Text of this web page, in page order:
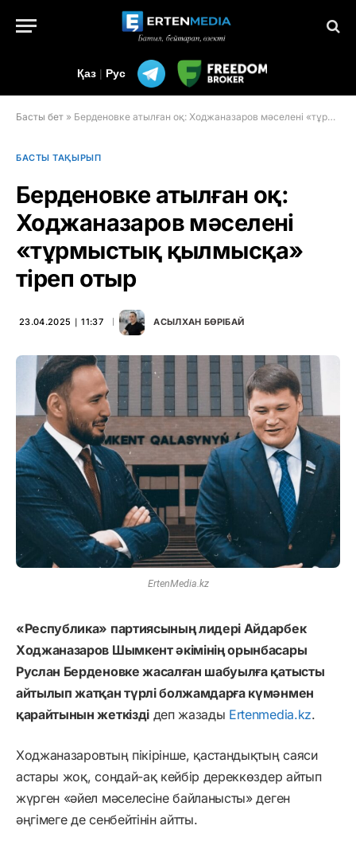
Қаз | Рус
Басты бет » Берденовке атылған оқ: Ходжаназаров мәселені «тұрмыстық қылмысқа» тіреп отыр
БАСТЫ ТАҚЫРЫП
Берденовке атылған оқ:
Ходжаназаров мәселені
«тұрмыстық қылмысқа»
тіреп отыр
23.04.2025 ∣ 11:37 АСЫЛХАН БӨРІБАЙ
ErtenMedia.kz
«Республика» партиясының лидері Айдарбек
Ходжаназаров Шымкент әкімінің орынбасары
Руслан Берденовке жасалған шабуылға қатысты
айтылып жатқан түрлі болжамдарға күмәнмен
қарайтынын жеткіздідеп жазады Ertenmedia.kz.
Ходжаназаровтың пікірінше, қастандықтың саяси
астары жоқ, сондай-ақ кейбір дереккөздер айтып
жүрген «әйел мәселесіне байланысты» деген
әңгімеге де сенбейтінін айтты.